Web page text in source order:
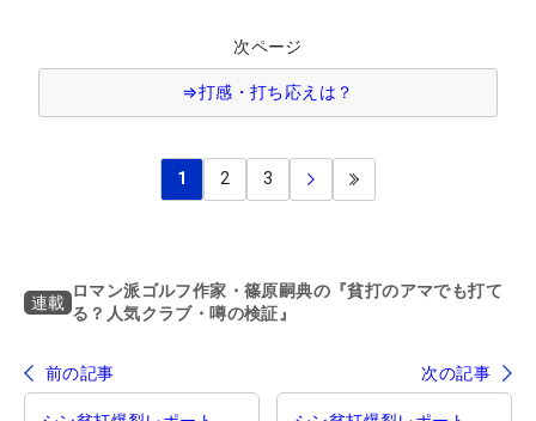
次ページ
⇒打感・打ち応えは？
1 2 3
連載
ロマン派ゴルフ作家・篠原嗣典の『貧打のアマでも打て
る？人気クラブ・噂の検証』
前の記事 次の記事